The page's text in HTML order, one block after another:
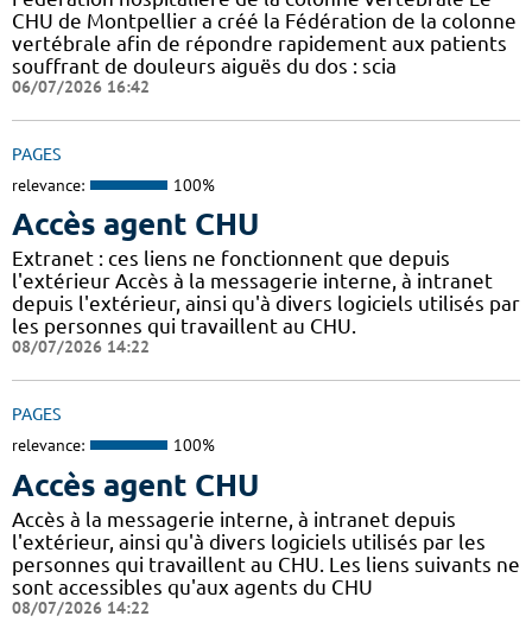
CHU de Montpellier a créé la Fédération de la colonne
vertébrale afin de répondre rapidement aux patients
souffrant de douleurs aiguës du dos : scia
06/07/2026 16:42
PAGES
relevance: 100%
Accès agent CHU
Extranet : ces liens ne fonctionnent que depuis
l'extérieur Accès à la messagerie interne, à intranet
depuis l'extérieur, ainsi qu'à divers logiciels utilisés par
les personnes qui travaillent au CHU.
08/07/2026 14:22
PAGES
relevance: 100%
Accès agent CHU
Accès à la messagerie interne, à intranet depuis
l'extérieur, ainsi qu'à divers logiciels utilisés par les
personnes qui travaillent au CHU. Les liens suivants ne
sont accessibles qu'aux agents du CHU
08/07/2026 14:22